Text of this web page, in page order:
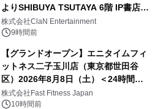
よりSHIBUYA TSUTAYA 6階 IP書店で
開催決定！！
株式会社ClaN Entertainment
9時間前
【グランドオープン】エニタイムフィ
ットネス二子玉川店（東京都世田谷
区）2026年8月8日（土）＜24時間年
中無休のフィットネスジム＞
株式会社Fast Fitness Japan
10時間前